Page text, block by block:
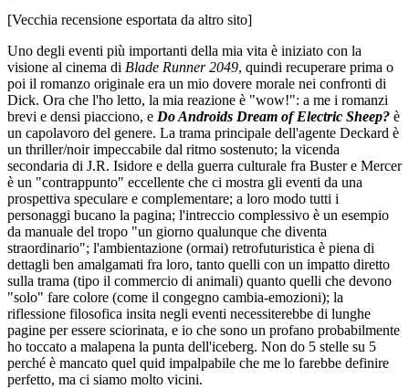
[Vecchia recensione esportata da altro sito]
Uno degli eventi più importanti della mia vita è iniziato con la
visione al cinema di Blade Runner 2049, quindi recuperare prima o
poi il romanzo originale era un mio dovere morale nei confronti di
Dick. Ora che l'ho letto, la mia reazione è "wow!": a me i romanzi
brevi e densi piacciono, e Do Androids Dream of Electric Sheep? è
un capolavoro del genere. La trama principale dell'agente Deckard è
un thriller/noir impeccabile dal ritmo sostenuto; la vicenda
secondaria di J.R. Isidore e della guerra culturale fra Buster e Mercer
è un "contrappunto" eccellente che ci mostra gli eventi da una
prospettiva speculare e complementare; a loro modo tutti i
personaggi bucano la pagina; l'intreccio complessivo è un esempio
da manuale del tropo "un giorno qualunque che diventa
straordinario"; l'ambientazione (ormai) retrofuturistica è piena di
dettagli ben amalgamati fra loro, tanto quelli con un impatto diretto
sulla trama (tipo il commercio di animali) quanto quelli che devono
"solo" fare colore (come il congegno cambia-emozioni); la
riflessione filosofica insita negli eventi necessiterebbe di lunghe
pagine per essere sciorinata, e io che sono un profano probabilmente
ho toccato a malapena la punta dell'iceberg. Non do 5 stelle su 5
perché è mancato quel quid impalpabile che me lo farebbe definire
perfetto, ma ci siamo molto vicini.